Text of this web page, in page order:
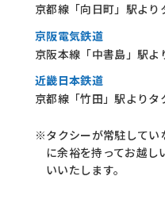
京都線「向日町」駅より
京阪電気鉄道
京阪本線「中書島」駅よ
近畿日本鉄道
京都線「竹田」駅よりタ
※タクシーが常駐してい
に余裕を持ってお越し
いいたします。